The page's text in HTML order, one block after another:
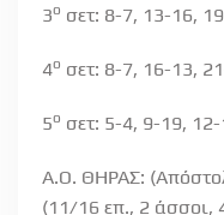
3ο σετ: 8-7, 13-16,
4ο σετ: 8-7, 16-13,
5ο σετ: 5-4, 9-19,
Α.Ο. ΘΗΡΑΣ:
(11/16 επ., 2 άσσοι,